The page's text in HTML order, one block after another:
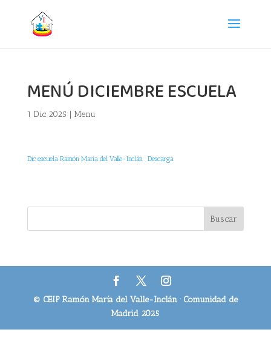
MENÚ DICIEMBRE ESCUELA
1 Dic 2025 | Menu
Dic escuela Ramón María del Valle-Inclán Descarga
Buscar
© CEIP Ramón María del Valle-Inclán · Comunidad de
Madrid 2025